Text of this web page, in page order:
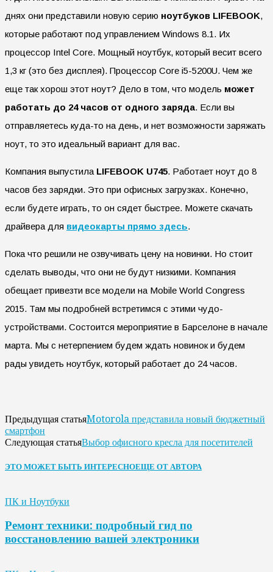
днях они представили новую серию ноутбуков LIFEBOOK,
которые работают под управлением Windows 8.1. Их
процессор Intel Core. Мощный ноутбук, который весит всего
1,3 кг (это без дисплея). Процессор Core i5-5200U. Чем же
еще так хорош этот ноут? Дело в том, что модель может
работать до 24 часов от одного заряда. Если вы
отправляетесь куда-то на день, и нет возможности заряжать
ноут, то это идеальный вариант для вас.
Компания выпустила LIFEBOOK U745. Работает ноут до 8
часов без зарядки. Это при офисных загрузках. Конечно,
если будете играть, то он сядет быстрее. Можете скачать
драйвера для видеокарты прямо здесь.
Пока что решили не озвучивать цену на новинки. Но стоит
сделать выводы, что они не будут низкими. Компания
обещает привезти все модели на Mobile World Congress
2015. Там мы подробней встретимся с этими чудо-
устройствами. Состоится мероприятие в Барселоне в начале
марта. Мы с нетерпением будем ждать новинок и будем
рады увидеть ноутбук, который работает до 24 часов.
Предыдущая статьяMotorola представила новый бюджетный
смартфон
Следующая статьяВыбор офисного кресла для посетителей
ЭТО МОЖЕТ БЫТЬ ИНТЕРЕСНОЕЩЕ ОТ АВТОРА
ПК и Ноутбуки
Ремонт техники: подробный гид по
восстановлению вашей электроники